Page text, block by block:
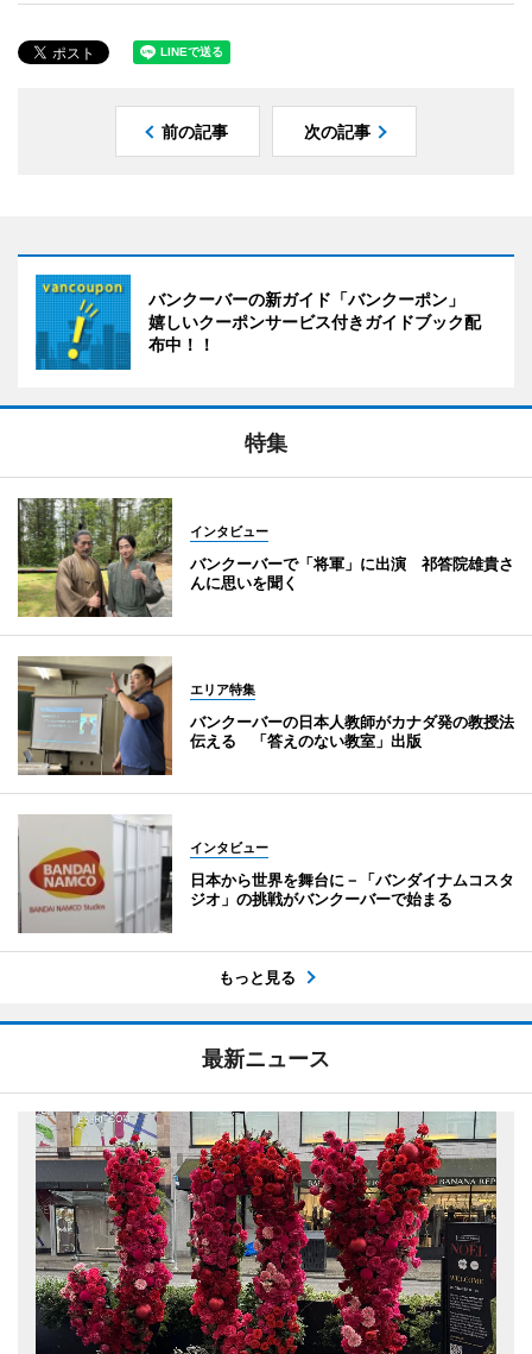
前の記事 次の記事
バンクーバーの新ガイド「バンクーポン」
嬉しいクーポンサービス付きガイドブック配
布中！！
特集
インタビュー
バンクーバーで「将軍」に出演 祁答院雄貴さ
んに思いを聞く
エリア特集
バンクーバーの日本人教師がカナダ発の教授法
伝える 「答えのない教室」出版
インタビュー
日本から世界を舞台に－「バンダイナムコスタ
ジオ」の挑戦がバンクーバーで始まる
もっと見る
最新ニュース